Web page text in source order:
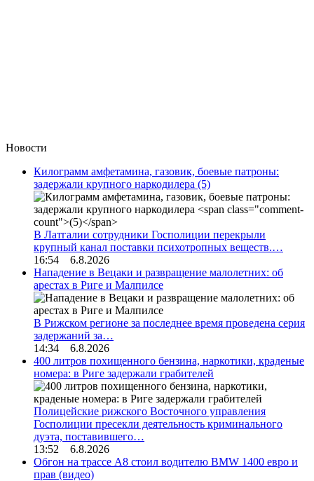
Новости
Килограмм амфетамина, газовик, боевые патроны:
задержали крупного наркодилера (5)
В Латгалии сотрудники Госполиции перекрыли
крупный канал поставки психотропных веществ.…
16:54 6.8.2026
Нападение в Вецаки и развращение малолетних: об
арестах в Риге и Малпилсе
В Рижском регионе за последнее время проведена серия
задержаний за…
14:34 6.8.2026
400 литров похищенного бензина, наркотики, краденые
номера: в Риге задержали грабителей
Полицейские рижского Восточного управления
Госполиции пресекли деятельность криминального
дуэта, поставившего…
13:52 6.8.2026
Обгон на трассе А8 стоил водителю BMW 1400 евро и
прав (видео)